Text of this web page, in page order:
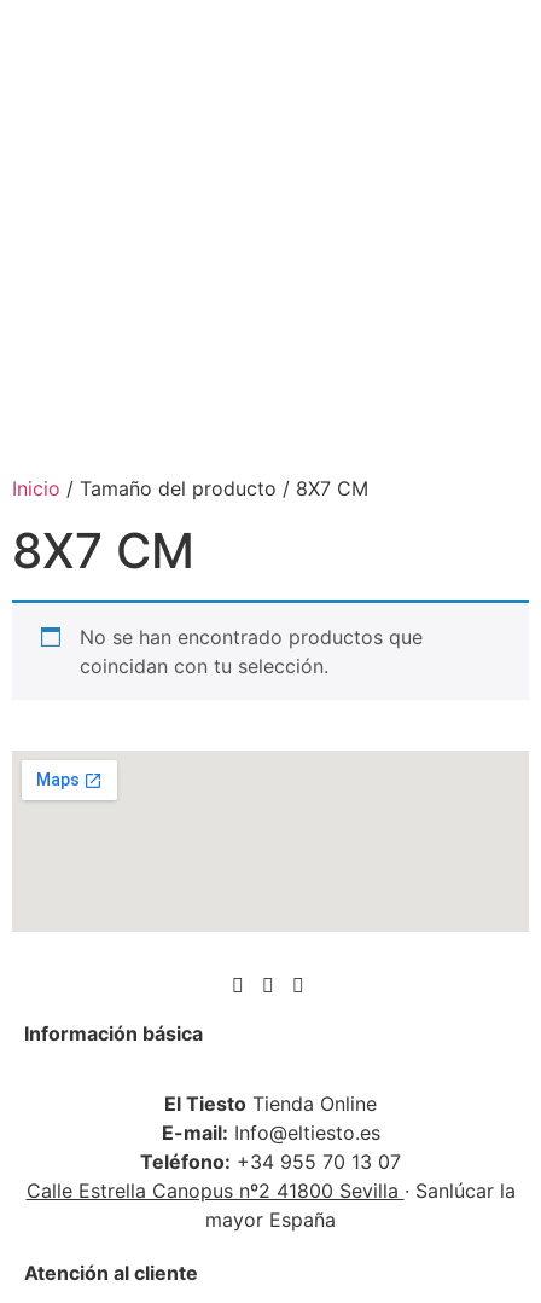
Inicio / Tamaño del producto / 8X7 CM
8X7 CM
No se han encontrado productos que
coincidan con tu selección.
Información básica
El Tiesto Tienda Online
E-mail: Info@eltiesto.es
Teléfono: +34 955 70 13 07
Calle Estrella Canopus nº2 41800 Sevilla · Sanlúcar la
mayor España
Atención al cliente